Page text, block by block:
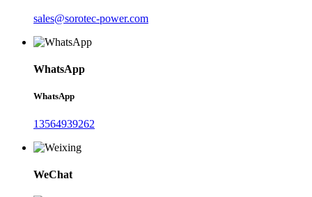
sales@sorotec-power.com
WhatsApp
WhatsApp
13564939262
WeChat